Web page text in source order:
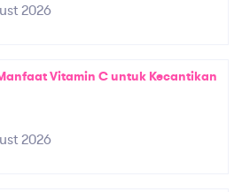
2026
Vitamin C untuk Kecantikan
2026